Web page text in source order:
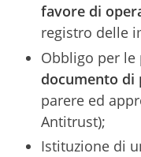
favore di
registro delle
Obbligo per
documento di
parere ed
Antitrust);
Istituzione di